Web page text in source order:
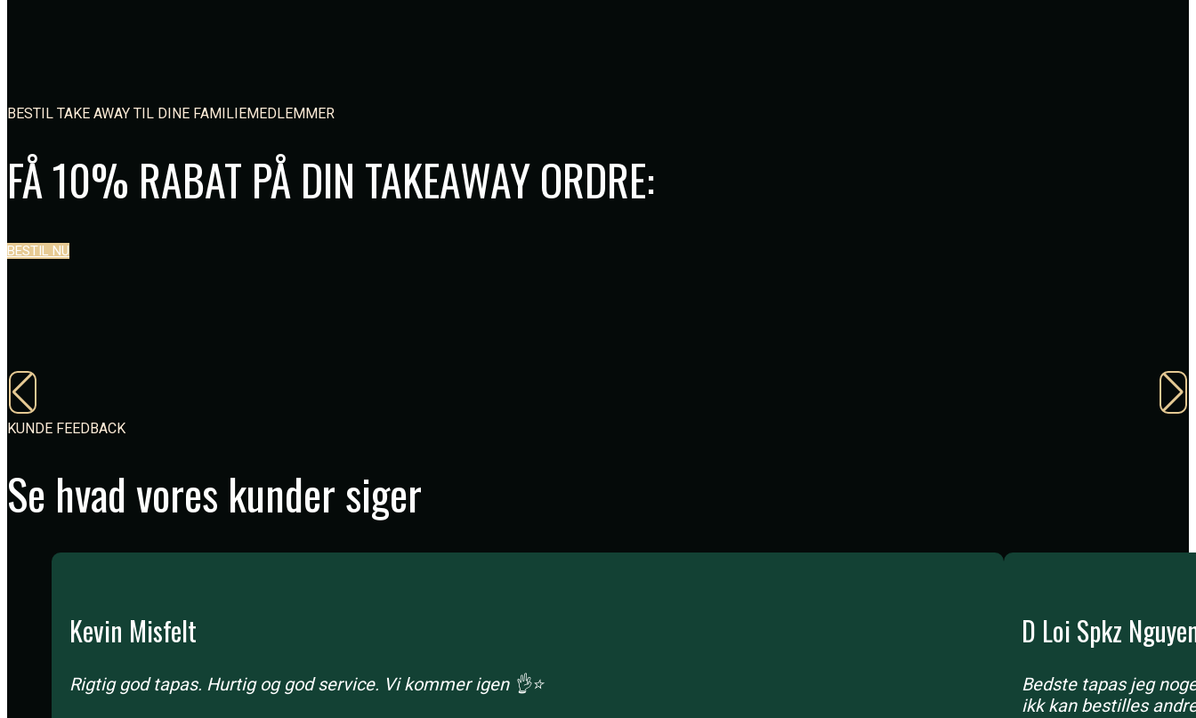
BESTIL TAKE AWAY TIL DINE FAMILIEMEDLEMMER
FÅ 10% RABAT PÅ DIN TAKEAWAY ORDRE:
BESTIL NU
KUNDE FEEDBACK
Se hvad vores kunder siger
Kevin Misfelt
Rigtig god tapas. Hurtig og god service. Vi kommer igen 👌⭐️
D Loi Spkz
Bedste tapas jeg
ikk kan bestilles